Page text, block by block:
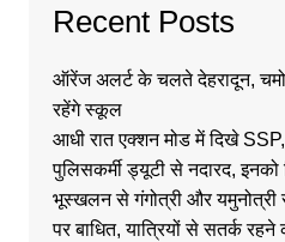
Recent Posts
ऑरेंज अलर्ट के चलते देहरादून,
रहेंगे स्कूल
आधी रात एक्शन मोड में दिखे
पुलिसकर्मी ड्यूटी से नदारद,
भूस्खलन से गंगोत्री और यमुनोत्री
पर बाधित, यात्रियों से सतर्क